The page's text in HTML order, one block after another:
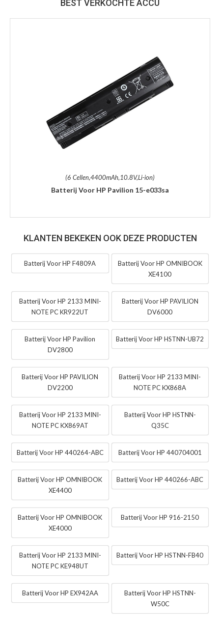
BEST VERKOCHTE ACCU
(6 Cellen,4400mAh,10.8V,Li-ion)
Batterij Voor HP Pavilion 15-e033sa
KLANTEN BEKEKEN OOK DEZE PRODUCTEN
Batterij Voor HP F4809A
Batterij Voor HP OMNIBOOK
XE4100
Batterij Voor HP 2133 MINI-
NOTE PC KR922UT
Batterij Voor HP PAVILION
DV6000
Batterij Voor HP Pavilion
DV2800
Batterij Voor HP HSTNN-UB72
Batterij Voor HP PAVILION
DV2200
Batterij Voor HP 2133 MINI-
NOTE PC KX868A
Batterij Voor HP 2133 MINI-
NOTE PC KX869AT
Batterij Voor HP HSTNN-
Q35C
Batterij Voor HP 440264-ABC Batterij Voor HP 440704001
Batterij Voor HP OMNIBOOK
XE4400
Batterij Voor HP 440266-ABC
Batterij Voor HP OMNIBOOK
XE4000
Batterij Voor HP 916-2150
Batterij Voor HP 2133 MINI-
NOTE PC KE948UT
Batterij Voor HP HSTNN-FB40
Batterij Voor HP EX942AA
Batterij Voor HP HSTNN-
W50C